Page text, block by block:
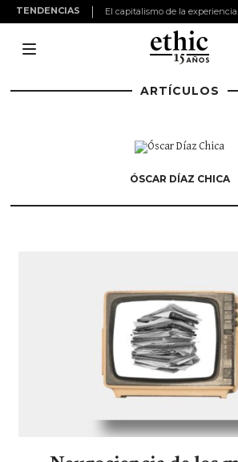
TENDENCIAS El capitalismo de la experiencia
ARTÍCULOS
ÓSCAR DÍAZ CHICA